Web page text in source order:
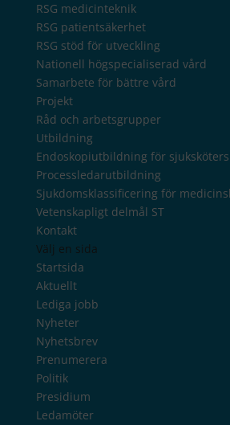
RSG medicinteknik
RSG patientsäkerhet
RSG stöd för utveckling
Nationell högspecialiserad vård
Samarbete för bättre vård
Projekt
Råd och arbetsgrupper
Utbildning
Endoskopiutbildning för
Processledarutbildning
Sjukdomsklassificering för
Vetenskapligt delmål ST
Kontakt
Välj en sida
Startsida
Aktuellt
Lediga jobb
Nyheter
Nyhetsbrev
Prenumerera
Politik
Presidium
Ledamöter